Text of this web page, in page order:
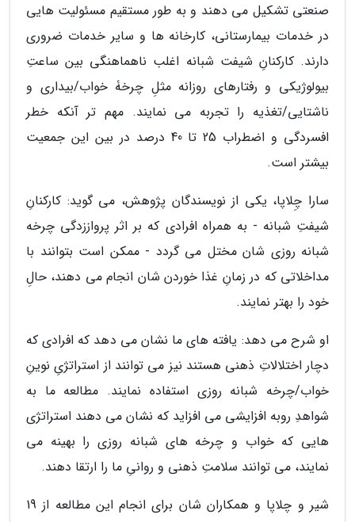
صنعتی تشکیل می دهند و به طور مستقیم مسئولیت هایی
در خدمات بیمارستانی، کارخانه ها و سایر خدمات ضروری
دارند. کارکنانِ شیفت شبانه اغلب ناهماهنگی بین ساعتِ
بیولوژیکی و رفتارهای روزانه مثلِ چرخۀ خواب/بیداری و
ناشتایی/تغذیه را تجربه می نمایند. مهم تر آنکه خطر
افسردگی و اضطراب 25 تا 40 درصد در بین این جمعیت
بیشتر است.
سارا چِلاپا، یکی از نویسندگان پژوهش، می گوید: کارکنانِ
شیفتِ شبانه - به همراه افرادی که بر اثر پرواززدگی چرخه
شبانه روزی شان مختل می گردد - ممکن است بتوانند با
مداخلاتی که در زمانِ غذا خوردن شان انجام می دهند، حالِ
خود را بهتر نمایند.
او شرح می دهد: یافته های ما نشان می دهد که افرادی که
دچار اختلالاتِ ذهنی هستند نیز می توانند از استراتژیِ نوینِ
خواب/چرخه شبانه روزی استفاده نمایند. مطالعه ما به
شواهدِ روبه افزایشی می افزاید که نشان می دهند استراتژی
هایی که خواب و چرخه های شبانه روزی را بهینه می
نمایند، می توانند سلامتِ ذهنی و روانیِ ما را ارتقا دهند.
شیر و چلاپا و همکاران شان برای انجام این مطالعه از 19